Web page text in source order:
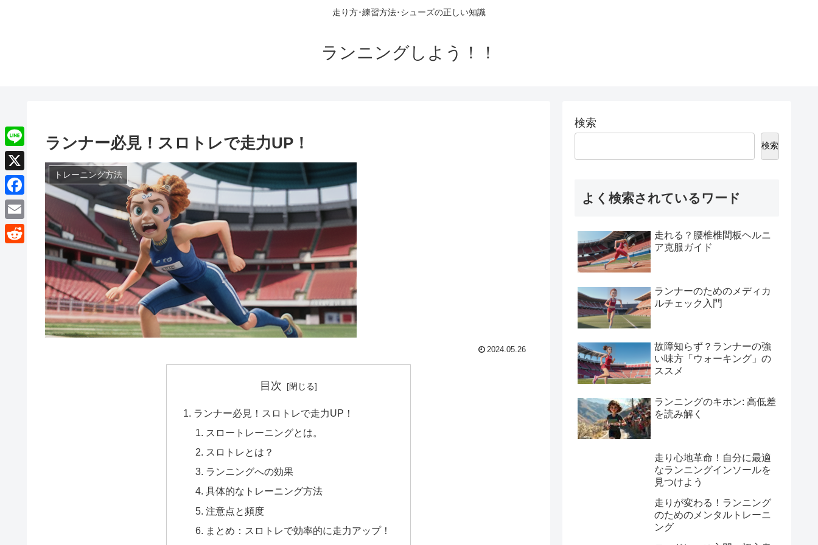
走り方･練習方法･シューズの正しい知識
ランニングしよう！！
ランナー必見！スロトレで走力UP！
トレーニング方法
2024.05.26
目次
ランナー必見！スロトレで走力UP！
スロートレーニングとは。
スロトレとは？
ランニングへの効果
具体的なトレーニング方法
注意点と頻度
まとめ：スロトレで効率的に走力アップ！
検索
検索
よく検索されているワード
走れる？腰椎椎間板ヘルニ
ア克服ガイド
ランナーのためのメディカ
ルチェック入門
故障知らず？ランナーの強
い味方「ウォーキング」の
ススメ
ランニングのキホン: 高低差
を読み解く
走り心地革命！自分に最適
なランニングインソールを
見つけよう
走りが変わる！ランニング
のためのメンタルトレーニ
ング
L
i
n
e
X
F
a
c
E